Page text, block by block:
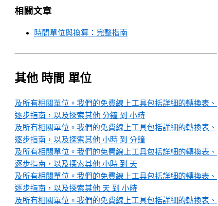
相關文章
時間單位與換算：完整指南
其他 時間 單位
及所有相關單位。我們的免費線上工具包括詳細的轉換表、
逐步指南，以及探索其他 分鐘 到 小時
及所有相關單位。我們的免費線上工具包括詳細的轉換表、
逐步指南，以及探索其他 小時 到 分鐘
及所有相關單位。我們的免費線上工具包括詳細的轉換表、
逐步指南，以及探索其他 小時 到 天
及所有相關單位。我們的免費線上工具包括詳細的轉換表、
逐步指南，以及探索其他 天 到 小時
及所有相關單位。我們的免費線上工具包括詳細的轉換表、